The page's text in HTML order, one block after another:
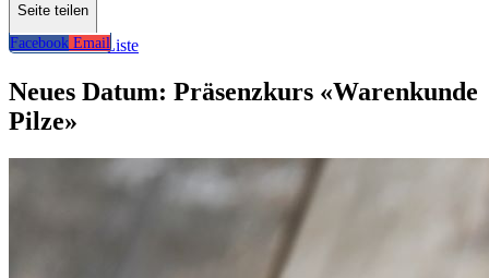
Seite teilen
Facebook Email
Zurück zur Liste
Neues Datum: Präsenzkurs «Warenkunde
Pilze»